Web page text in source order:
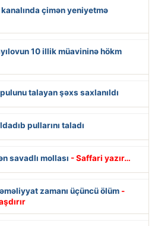
çimən yeniyetmə
10 illik müavininə hökm
talayan şəxs saxlanıldı
pullarını taladı
savadlı mollası - Saffari yazır…
zamanı üçüncü ölüm -